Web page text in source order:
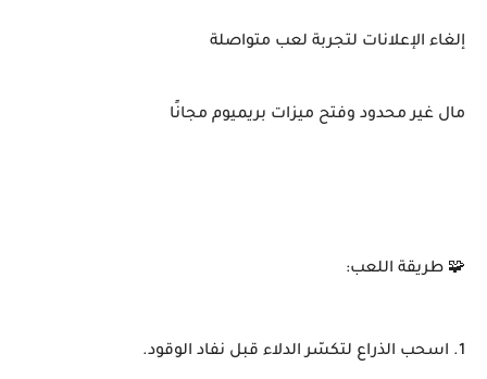
إلغاء الإعلانات لتجربة لعب متواصلة
مال غير محدود وفتح ميزات بريميوم مجانًا
🧩 طريقة اللعب:
1. اسحب الذراع لتكسّر الدلاء قبل نفاد الوقود.